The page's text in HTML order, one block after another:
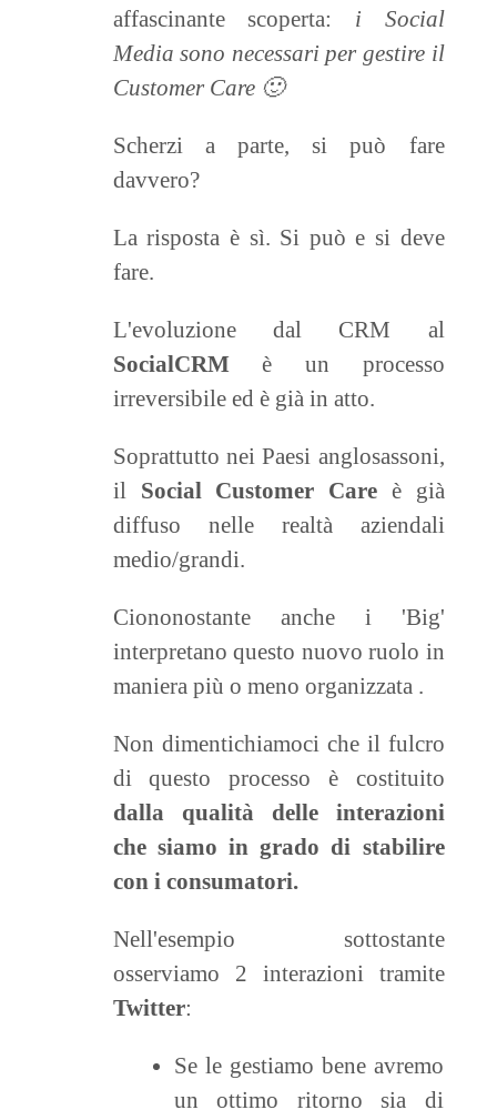
affascinante scoperta: i Social
Media sono necessari per gestire il
Customer Care 🙂
Scherzi a parte, si può fare
davvero?
La risposta è sì. Si può e si deve
fare.
L'evoluzione dal CRM al
SocialCRMè un processo
irreversibile ed è già in atto.
Soprattutto nei Paesi anglosassoni,
il Social Customer Care è già
diffuso nelle realtà aziendali
medio/grandi.
Ciononostante anche i 'Big'
interpretano questo nuovo ruolo in
maniera più o meno organizzata .
Non dimentichiamoci che il fulcro
di questo processo è costituito
dalla qualità delle interazioni
che siamo in grado di stabilire
con i consumatori.
Nell'esempio sottostante
osserviamo 2 interazioni tramite
Twitter:
Se le gestiamo bene avremo
un ottimo ritorno sia di